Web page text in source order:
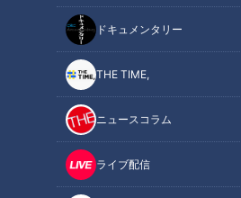
ドキュメンタリー
THE TIME,
ニュースコラム
ライブ配信
その腰痛“知らぬ間に骨折”かも
【チャント！】
「心